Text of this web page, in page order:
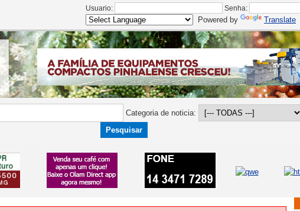
Usuario:
Senha:
Powered by Translate
Categoria de noticia: